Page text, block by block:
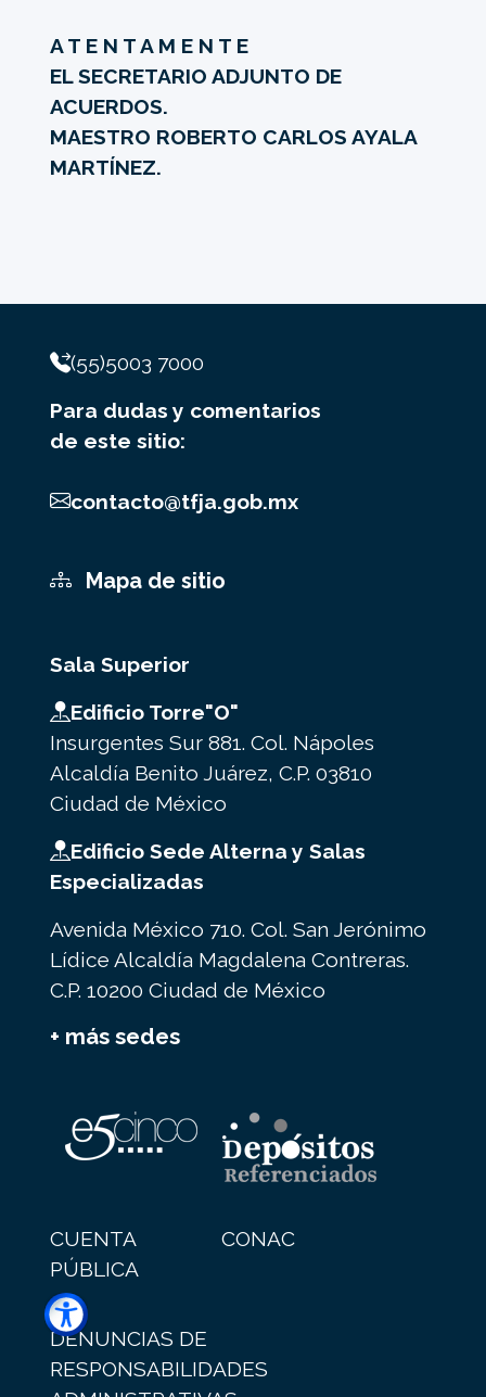
A T E N T A M E N T E
EL SECRETARIO ADJUNTO DE
ACUERDOS.
MAESTRO ROBERTO CARLOS AYALA
MARTÍNEZ.
(55)5003 7000
Para dudas y comentarios
de este sitio:
contacto@tfja.gob.mx
Mapa de sitio
Sala Superior
Edificio Torre"O"
Insurgentes Sur 881. Col. Nápoles
Alcaldía Benito Juárez, C.P. 03810
Ciudad de México
Edificio Sede Alterna y Salas
Especializadas
Avenida México 710. Col. San Jerónimo
Lídice Alcaldía Magdalena Contreras.
C.P. 10200 Ciudad de México
+ más sedes
CUENTA
PÚBLICA
CONAC
DENUNCIAS DE
RESPONSABILIDADES